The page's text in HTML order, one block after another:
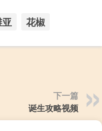
亚 花椒
下一篇
诞生攻略视频